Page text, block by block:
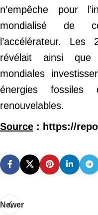
n’empêche pour
mondialisé de
l’accélérateur.
révélait ainsi que
mondiales
énergies
renouvelables.
Source : https://
Newer